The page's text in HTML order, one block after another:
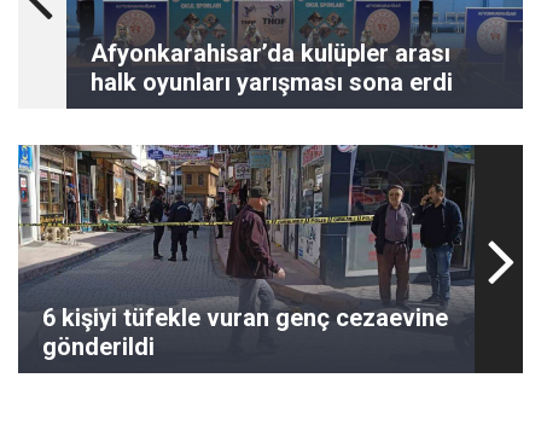
Afyonkarahisar’da kulüpler arası
halk oyunları yarışması sona erdi
6 kişiyi tüfekle vuran genç cezaevine
gönderildi